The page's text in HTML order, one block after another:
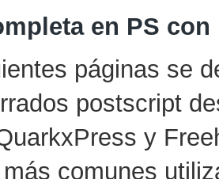
en PS
páginas se
postscript
y
comunes